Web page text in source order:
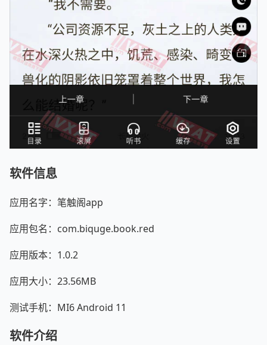
软件信息
应用名字：笔触阁app
应用包名：com.biquge.book.red
应用版本：1.0.2
应用大小：23.56MB
测试手机：MI6 Android 11
软件介绍